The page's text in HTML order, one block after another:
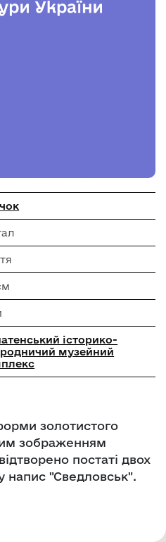
історико-
музейний
золотистого
зображенням
постаті двох
напис "Сведловськ".